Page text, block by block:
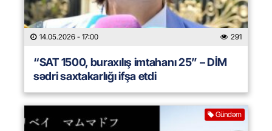
14.05.2026 - 17:00 291
“SAT 1500, buraxılış imtahanı 25” – DİM
sədri saxtakarlığı ifşa etdi
Gündəm